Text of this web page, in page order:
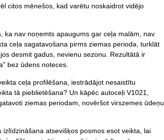
citos mēnešos, kad varētu noskaidrot vidējo
ka nav noņemts apaugums gar ceļa malām, nav
ceļa sagatavošana pirms ziemas perioda, turklāt
desmit gadus, nevienu sezonu. Rezultātā ir
bez ūdens noteces.
ceļa profilēšana, iestrādājot nesaistītu
tā pieblietēšana? Un kāpēc autoceļi V1021,
ziemas periodam, novēršot virszemes ūdeņu
atsevišķos posmos esot veikta, lai